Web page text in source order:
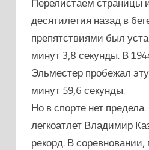
Перелистаем страницы
десятилетия назад в
препятствиями был
минут 3,8 секунды. В
Эльместер пробежал
минут 59,6 секунды.
Но в спорте нет
легкоатлет Владимир
рекорд. В